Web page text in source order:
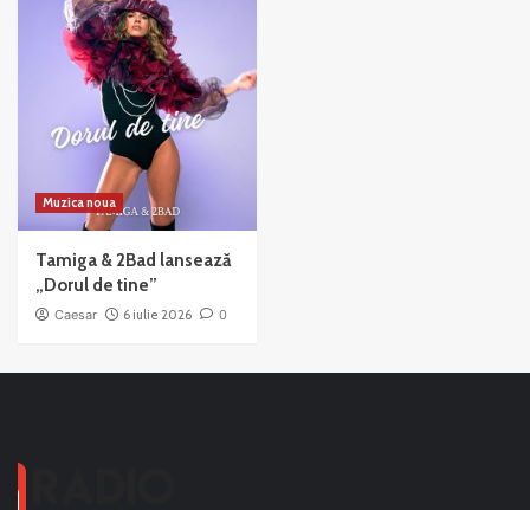
Muzica noua
Tamiga & 2Bad lansează
„Dorul de tine”
Caesar 6 iulie 2026 0